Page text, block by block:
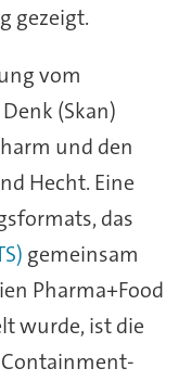
gezeigt.
vom
(Skan)
und den
Hecht. Eine
das
gemeinsam
Pharma+Food
wurde, ist die